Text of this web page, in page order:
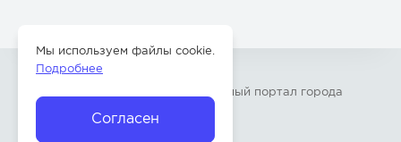
» – Главный портал города
Согласен
Мы используем файлы cookie.
Подробнее